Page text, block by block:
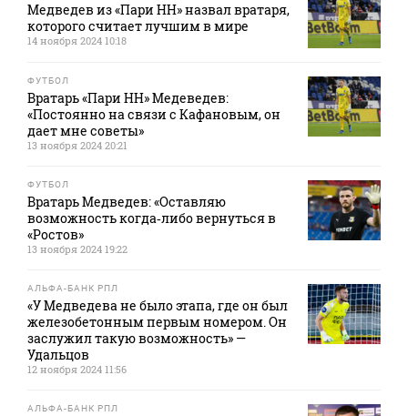
Медведев из «Пари НН» назвал вратаря,
которого считает лучшим в мире
14 ноября 2024 10:18
ФУТБОЛ
Вратарь «Пари НН» Медеведев:
«Постоянно на связи с Кафановым, он
дает мне советы»
13 ноября 2024 20:21
ФУТБОЛ
Вратарь Медведев: «Оставляю
возможность когда‑либо вернуться в
«Ростов»
13 ноября 2024 19:22
АЛЬФА-БАНК РПЛ
«У Медведева не было этапа, где он был
железобетонным первым номером. Он
заслужил такую возможность» —
Удальцов
12 ноября 2024 11:56
АЛЬФА-БАНК РПЛ